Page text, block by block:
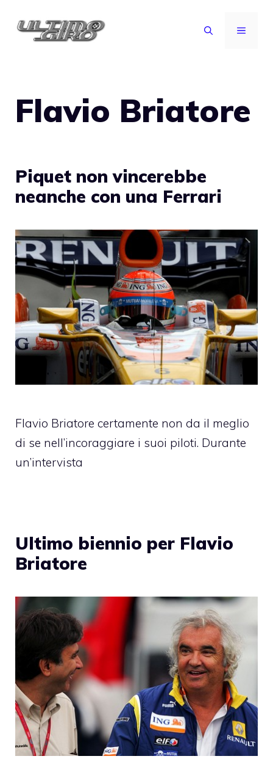
MENU
Flavio Briatore
Piquet non vincerebbe
neanche con una Ferrari
Flavio Briatore certamente non da il meglio
di se nell’incoraggiare i suoi piloti. Durante
un’intervista
Ultimo biennio per Flavio
Briatore